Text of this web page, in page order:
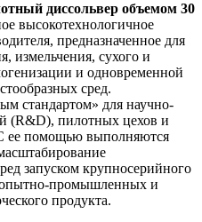
диссольвер объемом 30
высокотехнологичное
предназначенное для
измельчения, сухого и
и одновременной
сред.
стандартом» для научно-
(R&D), пилотных цехов и
ее помощью выполняются
запуском крупносерийного
опытно-промышленных и
продукта.